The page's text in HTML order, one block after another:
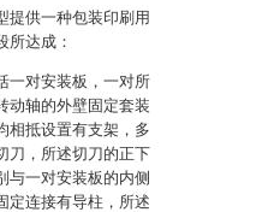
提供一种包装印刷用
所达成：
一对安装板，一对所
动轴的外壁固定套装
相抵设置有支架，多
刀，所述切刀的正下
与一对安装板的内侧
定连接有导柱，所述